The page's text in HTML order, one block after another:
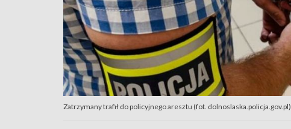
Zatrzymany trafił do policyjnego aresztu (fot. dolnoslaska.policja.gov.pl)